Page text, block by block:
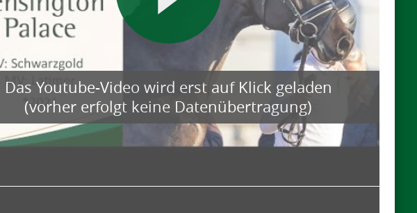
Das Youtube-Video wird erst auf Klick geladen
(vorher erfolgt keine Datenübertragung)